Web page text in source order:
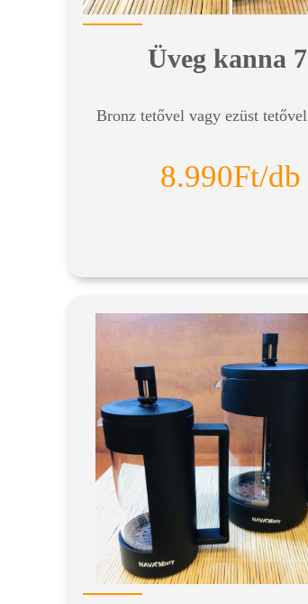
Üveg kanna
Bronz tetővel vagy ezüst
8.990Ft/db